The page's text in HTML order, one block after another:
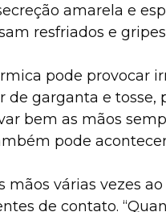
amarela e
resfriados e
pode provocar
de garganta e tosse,
bem as mãos
pode
várias vezes
de contato.